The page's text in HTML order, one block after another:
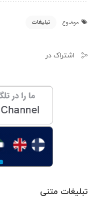
موضوع تبلیغات
اشتراک در
تبلیغات متنی